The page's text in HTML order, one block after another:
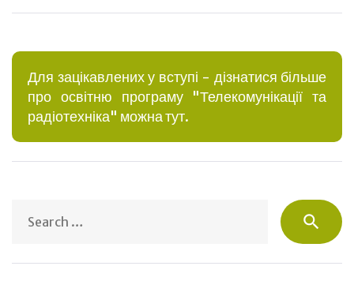
Для зацікавлених у вступі - дізнатися більше
про освітню програму "Телекомунікації та
радіотехніка" можна тут.
search